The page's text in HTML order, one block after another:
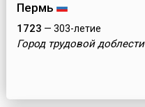
Пермь
1723 — 303-летие
Город трудовой доблести